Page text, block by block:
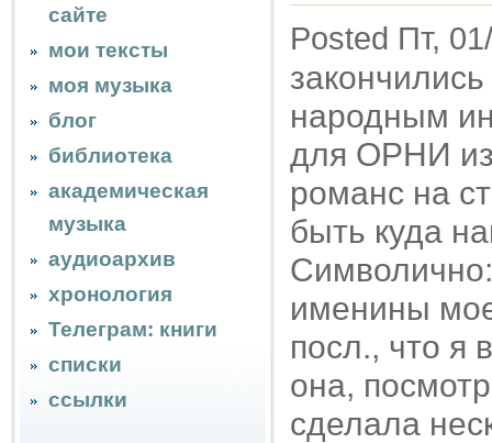
сайте
мои тексты
моя музыка
блог
библиотека
академическая
музыка
аудиоархив
хронология
Телеграм: книги
списки
ссылки
Posted Пт,
народным
для ОРНИ
романс на
быть куда
именины
посл., что я
она,
сделала